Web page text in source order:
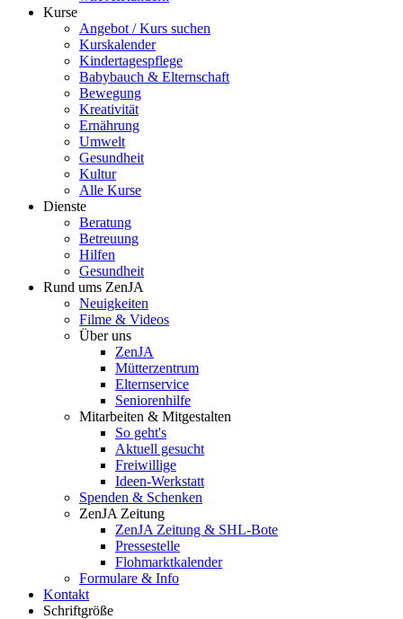
Kurse
Angebot / Kurs suchen
Kurskalender
Kindertagespflege
Babybauch & Elternschaft
Bewegung
Kreativität
Ernährung
Umwelt
Gesundheit
Kultur
Alle Kurse
Dienste
Beratung
Betreuung
Hilfen
Gesundheit
Rund ums ZenJA
Neuigkeiten
Filme & Videos
Über uns
ZenJA
Mütterzentrum
Elternservice
Seniorenhilfe
Mitarbeiten & Mitgestalten
So geht's
Aktuell gesucht
Freiwillige
Ideen-Werkstatt
Spenden & Schenken
ZenJA Zeitung
ZenJA Zeitung & SHL-Bote
Pressestelle
Flohmarktkalender
Formulare & Info
Kontakt
Schriftgröße